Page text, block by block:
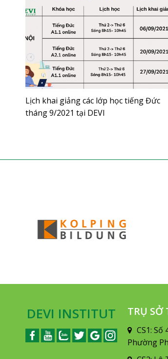
Lịch khai giảng các lớp học tiếng Đức
tháng 9/2021 tại DEVI
DEVI INSTITUT TRỤ SỞ
CS1:
Phường